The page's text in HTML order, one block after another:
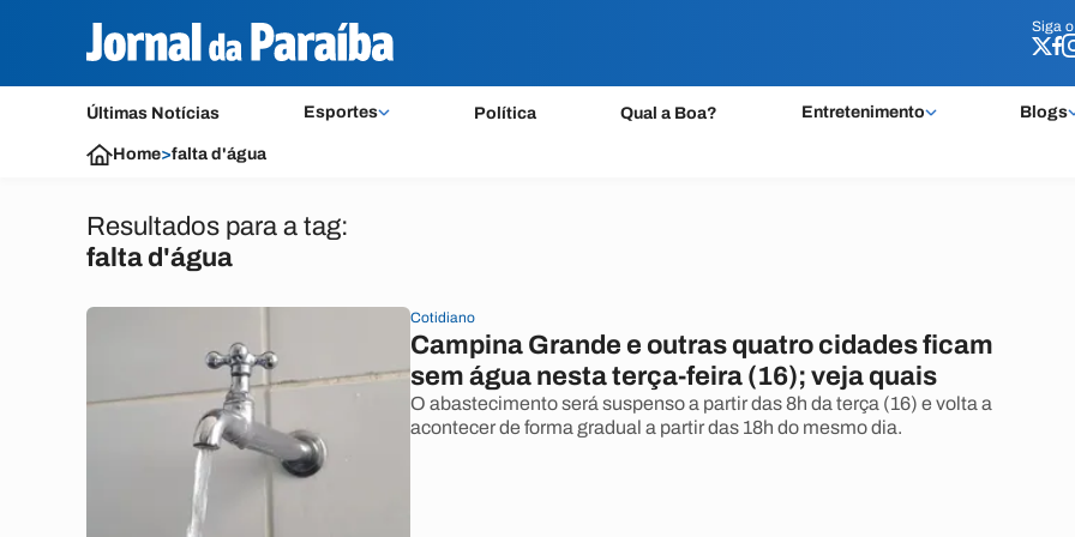
Siga o
Últimas Notícias Esportes Política Qual a Boa? Entretenimento Blogs
Siga o
Home>falta d'água
Resultados para a tag:
falta d'água
Cotidiano
Campina Grande e outras quatro cidades ficam
sem água nesta terça-feira (16); veja quais
O abastecimento será suspenso a partir das 8h da terça (16) e volta a
acontecer de forma gradual a partir das 18h do mesmo dia.